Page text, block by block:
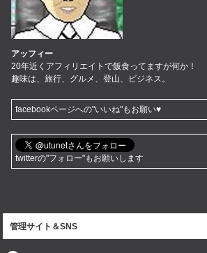
アッフィー
20年近くアフィリエイトで飯食ってますが何か！
趣味は、旅行、グルメ、登山、ビジネス。
facebookページへの"いいね"もお願い♥
twitterの"フォロー"もお願いします
管理サイト＆SNS